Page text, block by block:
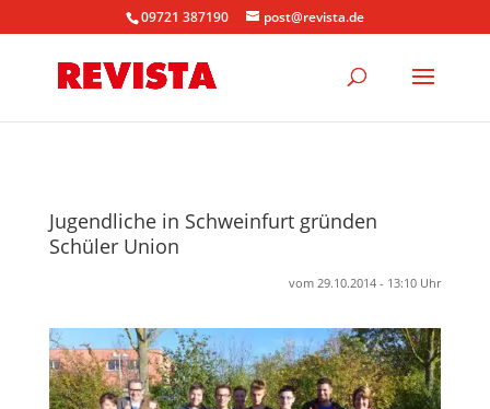
09721 387190 post@revista.de
Jugendliche in Schweinfurt gründen
Schüler Union
vom 29.10.2014 - 13:10 Uhr